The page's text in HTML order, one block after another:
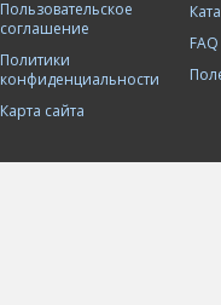
Пользовательское
соглашение
Политики
конфиденциальности
Карта сайта
FAQ